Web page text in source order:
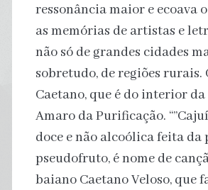
ressonância maior e ecoava
as memórias de artistas e
não só de grandes cidades
sobretudo, de regiões rurais.
Caetano, que é do interior
Amaro da Purificação.
doce e não alcoólica feita da
pseudofruto, é nome de
baiano Caetano Veloso, que